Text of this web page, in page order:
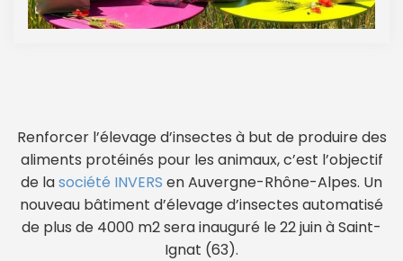
Renforcer l’élevage d’insectes à but de produire des
aliments protéinés pour les animaux, c’est l’objectif
de lasociété INVERS en Auvergne-Rhône-Alpes. Un
nouveau bâtiment d’élevage d’insectes automatisé
de plus de 4000 m2 sera inauguré le 22 juin à Saint-
Ignat (63).